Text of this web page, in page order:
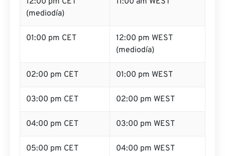
(mediodía)
01:00 pm CET
12:00 pm WEST
(mediodía)
02:00 pm CET 01:00 pm WEST
03:00 pm CET 02:00 pm WEST
04:00 pm CET 03:00 pm WEST
05:00 pm CET 04:00 pm WEST